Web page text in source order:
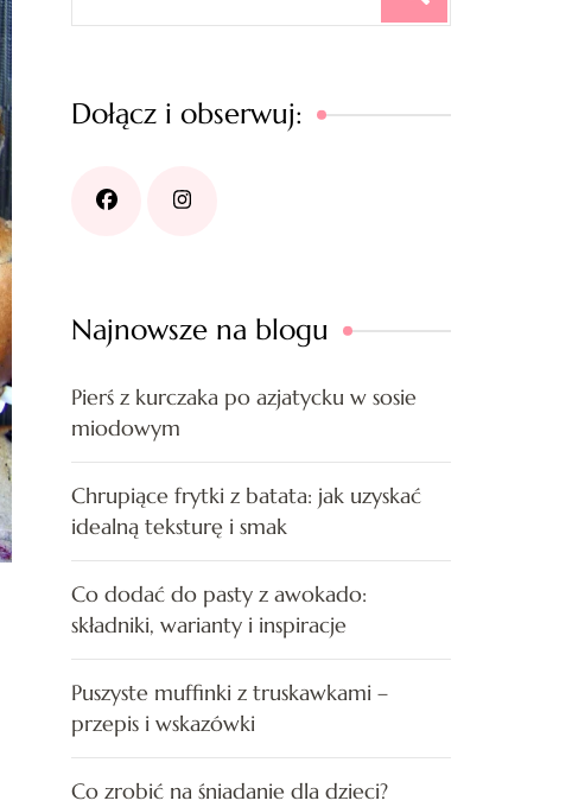
Dołącz i obserwuj:
Najnowsze na blogu
Pierś z kurczaka po azjatycku w sosie
miodowym
Chrupiące frytki z batata: jak uzyskać
idealną teksturę i smak
Co dodać do pasty z awokado:
składniki, warianty i inspiracje
Puszyste muffinki z truskawkami –
przepis i wskazówki
Co zrobić na śniadanie dla dzieci?